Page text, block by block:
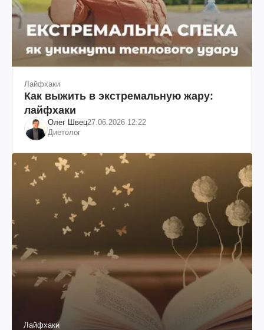
Лайфхаки
Как выжить в экстремальную жару:
лайфхаки
Олег Швец27.06.2026 12:22
Диетолог
Лайфхаки